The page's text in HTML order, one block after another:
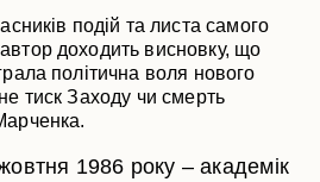
подій та листа самого
доходить висновку, що
політична воля нового
тиск Заходу чи смерть
1986 року – академік